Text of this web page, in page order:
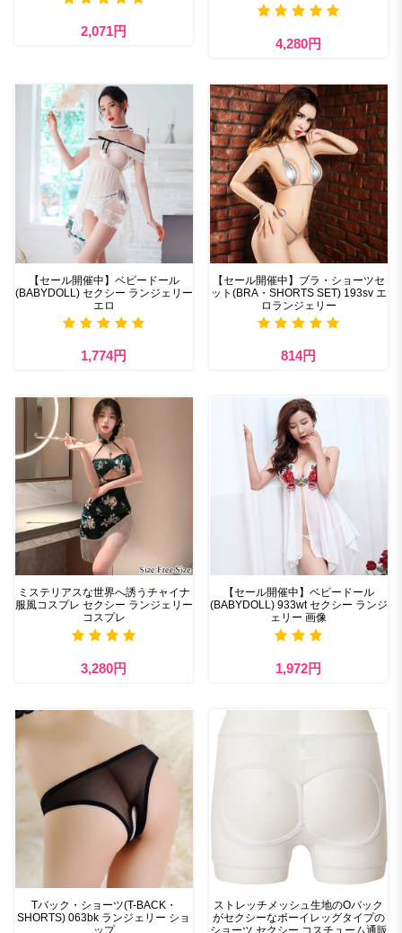
2,071円
4,280円
【セール開催中】ベビードール
(BABYDOLL) セクシー ランジェリー
エロ
1,774円
【セール開催中】ブラ・ショーツセ
ット(BRA・SHORTS SET) 193sv エ
ロランジェリー
814円
ミステリアスな世界へ誘うチャイナ
服風コスプレ セクシー ランジェリー
コスプレ
3,280円
【セール開催中】ベビードール
(BABYDOLL) 933wt セクシー ランジ
ェリー 画像
1,972円
Tバック・ショーツ(T-BACK・
SHORTS) 063bk ランジェリー ショ
ップ
ストレッチメッシュ生地のOバック
がセクシーなボーイレッグタイプの
ショーツ セクシー コスチューム通販